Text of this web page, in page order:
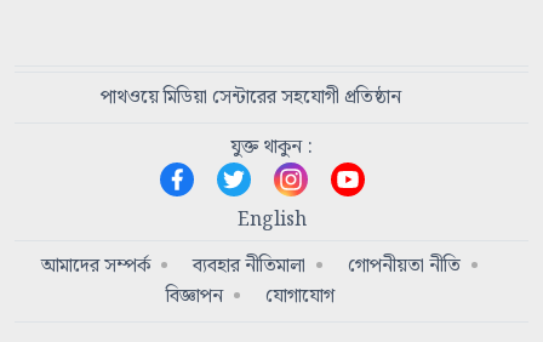
পাথওয়ে মিডিয়া সেন্টারের সহযোগী প্রতিষ্ঠান
যুক্ত থাকুন :
English
আমাদের সম্পর্ক
ব্যবহার নীতিমালা
গোপনীয়তা নীতি
বিজ্ঞাপন
যোগাযোগ